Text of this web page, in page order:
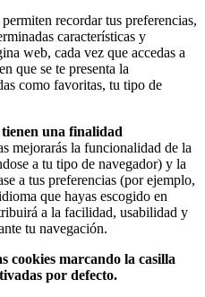
recordar tus preferencias,
características y
web, cada vez que accedas a
que se te presenta la
como favoritas, tu tipo de
una finalidad
mejorarás la funcionalidad de la
a tu tipo de navegador) y la
a tus preferencias (por ejemplo,
que hayas escogido en
a la facilidad, usabilidad y
tu navegación.
cookies marcando la casilla
por defecto.